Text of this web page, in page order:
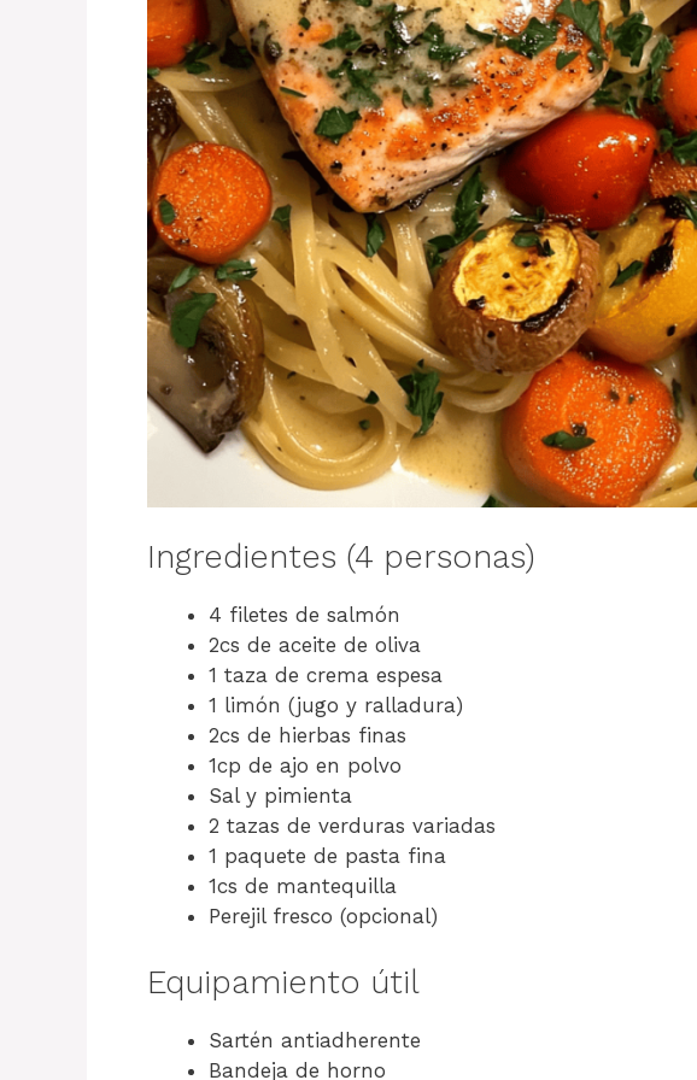
Ingredientes (4 personas)
4 filetes de salmón
2cs de aceite de oliva
1 taza de crema espesa
1 limón (jugo y ralladura)
2cs de hierbas finas
1cp de ajo en polvo
Sal y pimienta
2 tazas de verduras variadas
1 paquete de pasta fina
1cs de mantequilla
Perejil fresco (opcional)
Equipamiento útil
Sartén antiadherente
Bandeja de horno